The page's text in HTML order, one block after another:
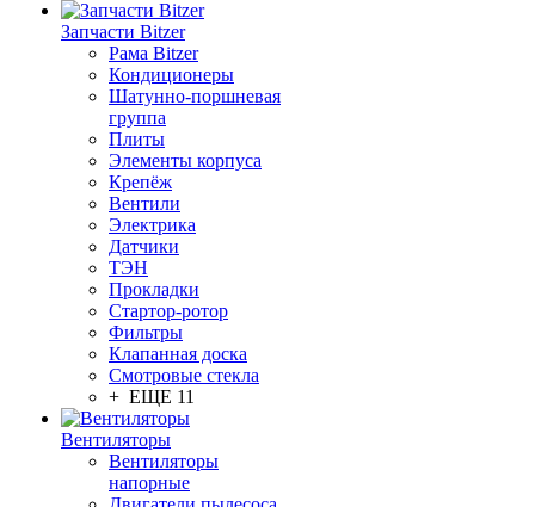
Запчасти Bitzer
Рама Bitzer
Кондиционеры
Шатунно-поршневая
группа
Плиты
Элементы корпуса
Крепёж
Вентили
Электрика
Датчики
ТЭН
Прокладки
Стартор-ротор
Фильтры
Клапанная доска
Смотровые стекла
+ ЕЩЕ 11
Вентиляторы
Вентиляторы
напорные